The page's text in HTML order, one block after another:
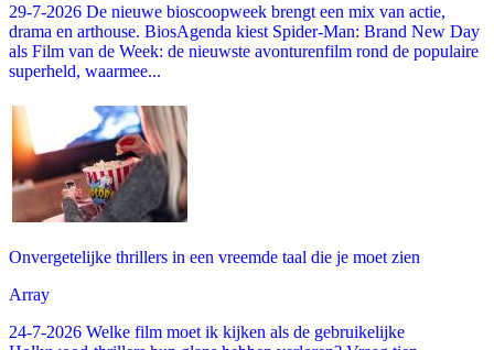
29-7-2026 De nieuwe bioscoopweek brengt een mix van actie,
drama en arthouse. BiosAgenda kiest Spider-Man: Brand New Day
als Film van de Week: de nieuwste avonturenfilm rond de populaire
superheld, waarmee...
Onvergetelijke thrillers in een vreemde taal die je moet zien
Array
24-7-2026 Welke film moet ik kijken als de gebruikelijke